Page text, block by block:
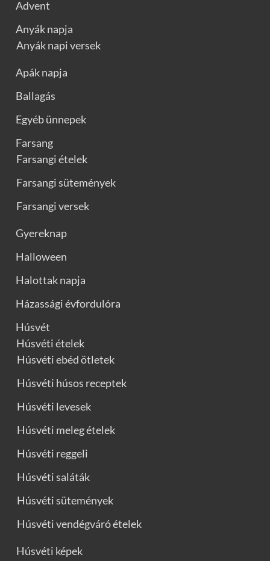
Advent
Anyák napja
Anyák napi versek
Apák napja
Ballagás
Egyéb ünnepek
Farsang
Farsangi ételek
Farsangi sütemények
Farsangi versek
Gyereknap
Halloween
Halottak napja
Házassági évfordulóra
Húsvét
Húsvéti ételek
Húsvéti ebéd ötletek
Húsvéti húsos receptek
Húsvéti levesek
Húsvéti meleg ételek
Húsvéti reggeli
Húsvéti saláták
Húsvéti sütemények
Húsvéti vendégváró ételek
Húsvéti képek